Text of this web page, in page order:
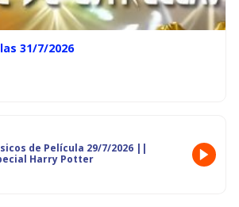
31/7/2026
de Película 29/7/2026 ||
Harry Potter